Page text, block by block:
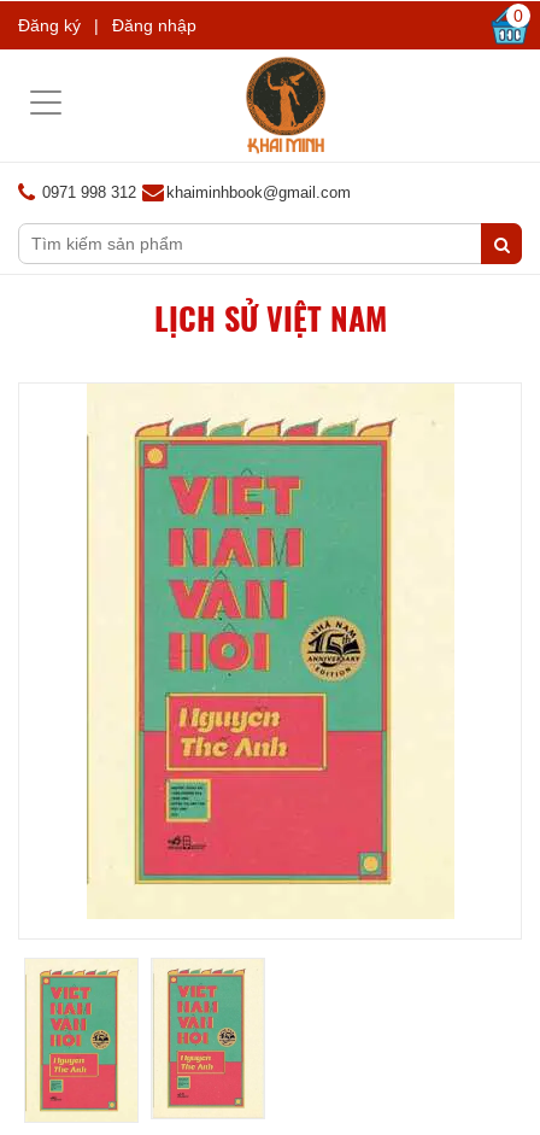
Đăng ký | Đăng nhập 0
Toggle
0971 998 312 khaiminhbook@gmail.com
LỊCH SỬ VIỆT NAM